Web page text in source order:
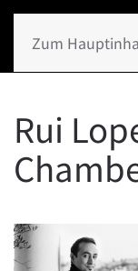
Zum
Rui